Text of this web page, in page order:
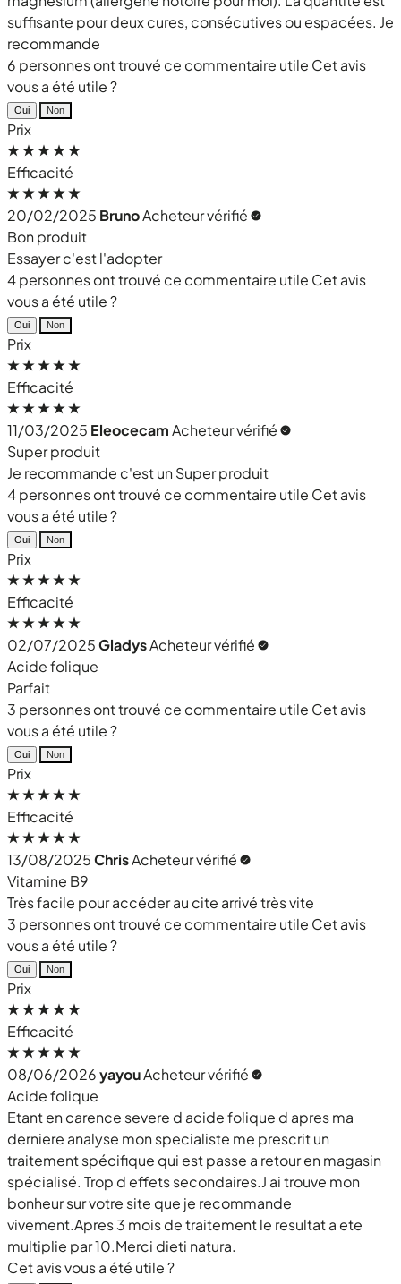
suffisante pour deux cures, consécutives ou espacées. Je
recommande
6 personnes ont trouvé ce commentaire utile Cet avis
vous a été utile ?
Oui Non
Prix
Efficacité
20/02/2025 BrunoAcheteur vérifié
Bon produit
Essayer c'est l'adopter
4 personnes ont trouvé ce commentaire utile Cet avis
vous a été utile ?
Oui Non
Prix
Efficacité
11/03/2025 EleocecamAcheteur vérifié
Super produit
Je recommande c'est un Super produit
4 personnes ont trouvé ce commentaire utile Cet avis
vous a été utile ?
Oui Non
Prix
Efficacité
02/07/2025GladysAcheteur vérifié
Acide folique
Parfait
3 personnes ont trouvé ce commentaire utile Cet avis
vous a été utile ?
Oui Non
Prix
Efficacité
13/08/2025ChrisAcheteur vérifié
Vitamine B9
Très facile pour accéder au cite arrivé très vite
3 personnes ont trouvé ce commentaire utile Cet avis
vous a été utile ?
Oui Non
Prix
Efficacité
08/06/2026yayouAcheteur vérifié
Acide folique
Etant en carence severe d acide folique d apres ma
derniere analyse mon specialiste me prescrit un
traitement spécifique qui est passe a retour en magasin
spécialisé. Trop d effets secondaires.J ai trouve mon
bonheur sur votre site que je recommande
vivement.Apres 3 mois de traitement le resultat a ete
multiplie par 10.Merci dieti natura.
Cet avis vous a été utile ?